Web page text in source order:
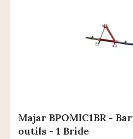
Majar BPOMIC1BR -
outils - 1 Bride